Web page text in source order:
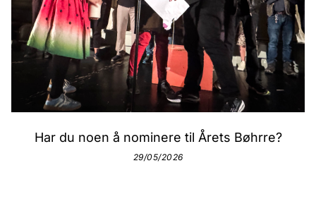
Har du noen å nominere til Årets Bøhrre?
29/05/2026